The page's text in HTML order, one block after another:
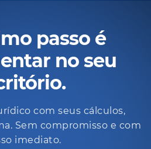
passo é
no seu
com seus cálculos,
Sem compromisso e com
imediato.